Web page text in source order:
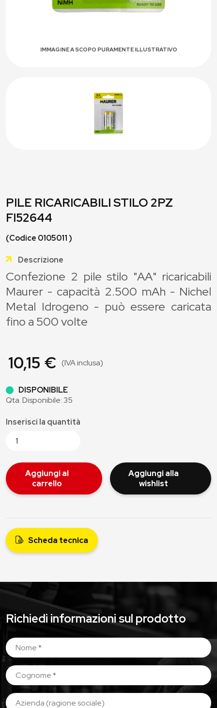
IMMAGINE A SCOPO PURAMENTE ILLUSTRATIVO
PILE RICARICABILI STILO 2PZ
FI52644
(Codice 0105011 )
Descrizione
Confezione 2 pile stilo "AA" ricaricabili
Maurer - capacità 2.500 mAh - Nichel
Metal Idrogeno - può essere caricata
fino a 500 volte
10,15 € (IVA inclusa)
DISPONIBILE
Qta. Disponibile: 35
Inserisci la quantità
Aggiungi al
carrello
Aggiungi alla
wishlist
Scheda tecnica
Richiedi informazioni sul prodotto